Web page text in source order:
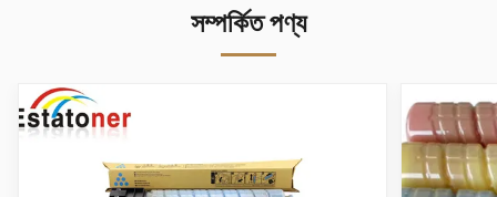
এমপিসি২০০০ রিকোহ
এমপিসি৩০০০ এর জন্য
১৫০০০ পৃষ্ঠা
Canon
Image
Runner
IR1018
সম্পর্কিত পণ্য